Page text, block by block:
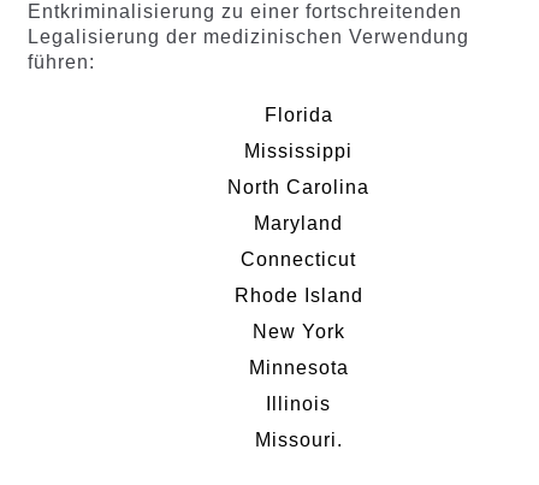
Entkriminalisierung zu einer fortschreitenden
Legalisierung der medizinischen Verwendung
führen:
Florida
Mississippi
North Carolina
Maryland
Connecticut
Rhode Island
New York
Minnesota
Illinois
Missouri.